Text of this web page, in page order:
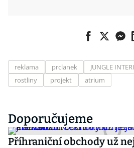
reklama prclanek JUNGLE
rostliny
projekt atrium
Doporučujeme
Příhraniční obchody už